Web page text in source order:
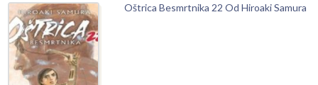
Oštrica Besmrtnika 22 Od Hiroaki Samura